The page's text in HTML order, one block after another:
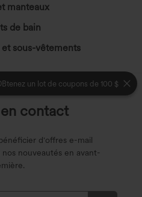
un lot de coupons de 100 $
manteaux
de bain
sous-vêtements
contact
d'offres e-mail
nouveautés en avant-